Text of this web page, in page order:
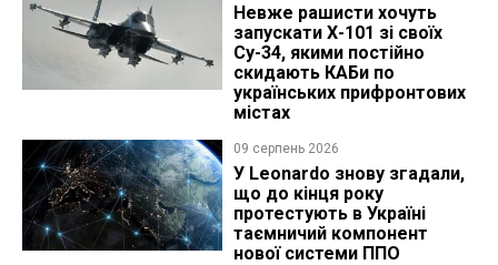
Невже рашисти хочуть
запускати Х-101 зі своїх
Су-34, якими постійно
скидають КАБи по
українських прифронтових
містах
09 серпень 2026
У Leonardo знову згадали,
що до кінця року
протестують в Україні
таємничий компонент
нової системи ППО